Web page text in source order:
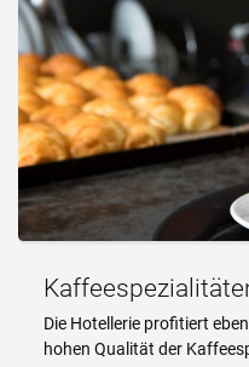
Die Hotellerie profitiert
hohen Qualität der